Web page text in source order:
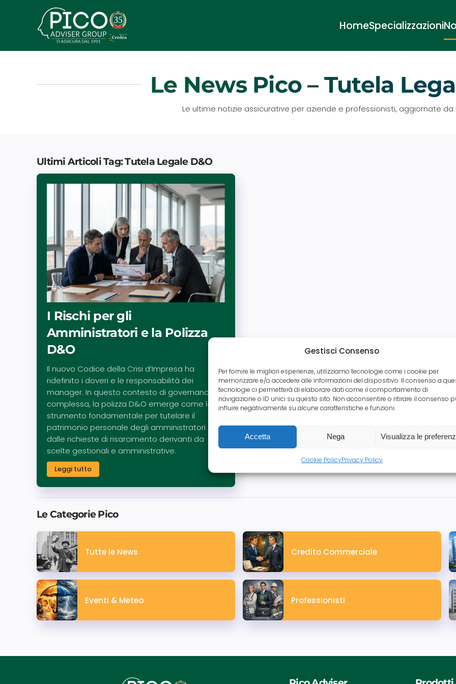
Gestisci Consenso
Per fornire le migliori esperienze, utilizziamo tecnologie come i cookie per
memorizzare e/o accedere alle informazioni del dispositivo. Il consenso a
tecnologie ci permetterà di elaborare dati come il comportamento di
navigazione o ID unici su questo sito. Non acconsentire o ritirare il consenso
influire negativamente su alcune caratteristiche e funzioni.
Accetta Nega Visualizza le
Cookie PolicyPrivacy Policy
Passa
contenuto
HomeSpecializzazioni
Le News Pico – Tutela
Le ultime notizie assicurative per aziende e professionisti, aggiornate da
Ultimi Articoli Tag: Tutela Legale D&O
I Rischi per gli
Amministratori e la Polizza
D&O
Il nuovo Codice della Crisi d’Impresa ha
ridefinito i doveri e le responsabilità dei
manager. In questo contesto di governance
complessa, la polizza D&O emerge come lo
strumento fondamentale per tutelare il
patrimonio personale degli amministratori
dalle richieste di risarcimento derivanti da
scelte gestionali e amministrative.
Leggi tutto
Le Categorie Pico
Tutte le News Credito Commerciale
Eventi & Meteo Professionisti